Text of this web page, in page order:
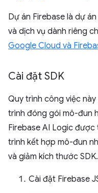
Dự án Firebase là dự
và dịch vụ dành riêng
Google Cloud và
Cài đặt SDK
Quy trình công việc
trình đóng gói mô-đun
Firebase AI Logic
trình kết hợp mô-đun
và giảm kích thước SDK.
Cài đặt Firebase